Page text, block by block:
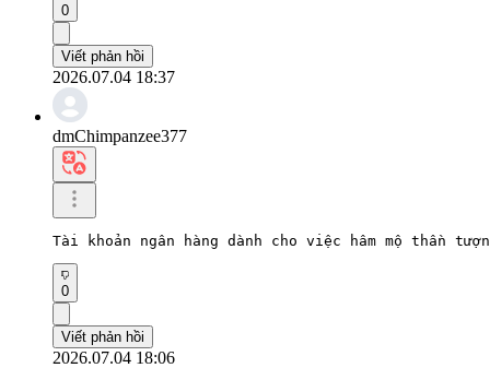
0
Viết phản hồi
2026.07.04 18:37
dmChimpanzee377
Tài khoản ngân hàng dành cho việc hâm mộ
0
Viết phản hồi
2026.07.04 18:06